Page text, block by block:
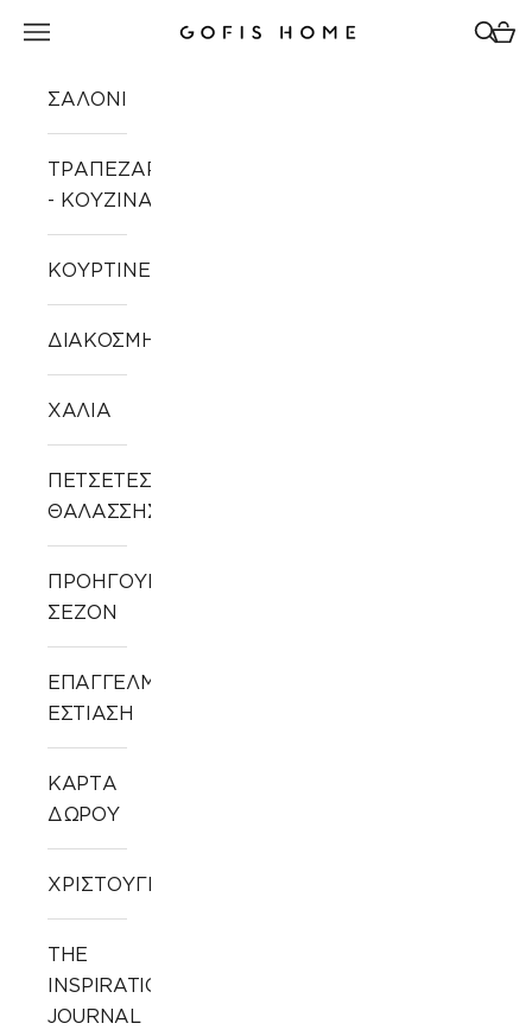
Gofis Home
Άνοιγμα μενού πλοήγησης
ΣΑΛΟΝΙ
ΤΡΑΠΕΖΑΡΙΑ
- ΚΟΥΖΙΝΑ
ΚΟΥΡΤΙΝΕΣ
ΔΙΑΚΟΣΜΗΣΗ
ΧΑΛΙΑ
ΠΕΤΣΕΤΕΣ
ΘΑΛΑΣΣΗΣ
ΠΡΟΗΓΟΥΜΕΝΩΝ
ΣΕΖΟΝ
ΕΠΑΓΓΕΛΜΑΤΙΚΗ
ΕΣΤΙΑΣΗ
ΚΑΡΤΑ
ΔΩΡΟΥ
ΧΡΙΣΤΟΥΓΕΝΝΙΑΤΙΚΑ
THE
INSPIRATION
JOURNAL